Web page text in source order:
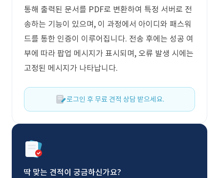
통해 출력된 문서를 PDF로 변환하여 특정 서버로 전
송하는 기능이 있으며, 이 과정에서 아이디와 패스워
드를 통한 인증이 이루어집니다. 전송 후에는 성공 여
부에 따라 팝업 메시지가 표시되며, 오류 발생 시에는
고정된 메시지가 나타납니다.
로그인 후 무료 견적 상담 받으세요.
딱 맞는 견적이 궁금하신가요?